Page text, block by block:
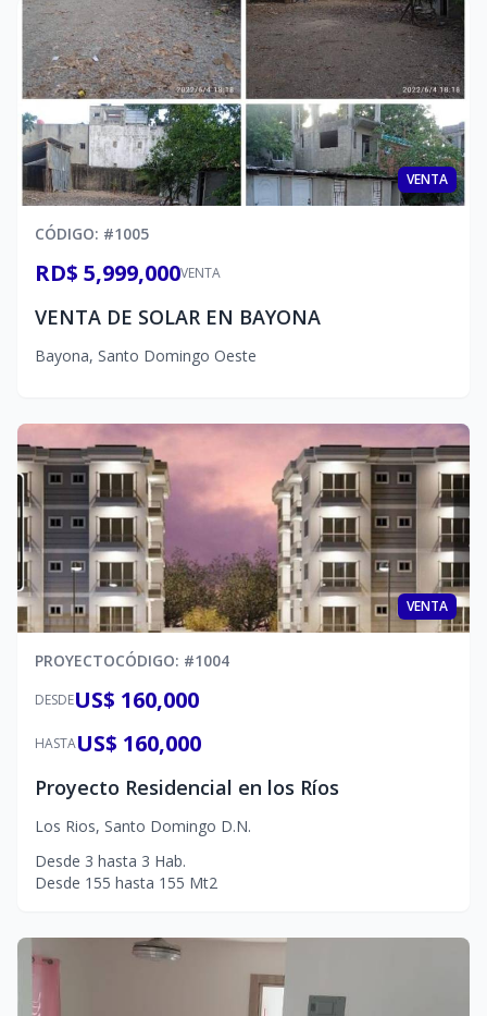
VENTA
CÓDIGO: #1005
VENTA
RD$ 5,999,000
VENTA DE SOLAR EN BAYONA
Bayona, Santo Domingo Oeste
VENTA
PROYECTOCÓDIGO: #1004
DESDEUS$ 160,000
HASTAUS$ 160,000
Proyecto Residencial en los Ríos
Los Rios, Santo Domingo D.N.
Desde 3 hasta 3 Hab.
Desde 155 hasta 155 Mt2